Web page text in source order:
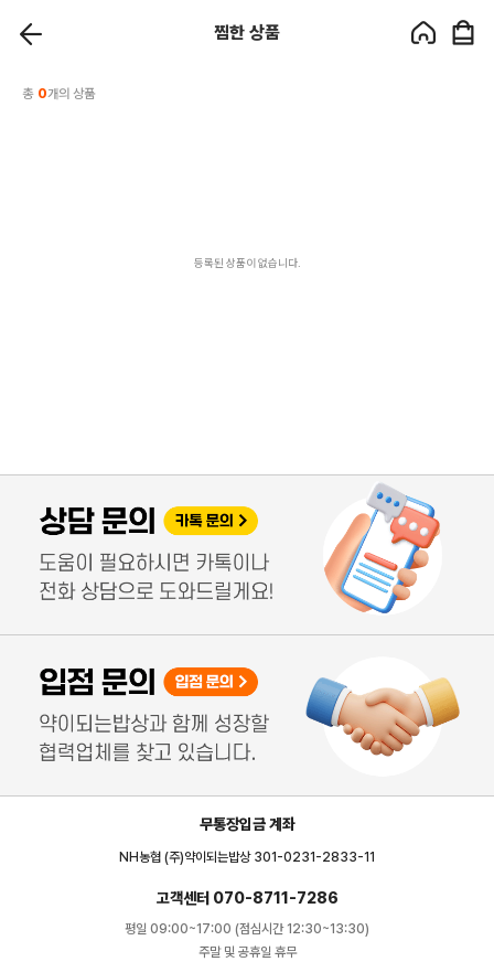
찜한 상품
총 0개의 상품
등록된 상품이 없습니다.
무통장입금 계좌
NH농협 (주)약이되는밥상 301-0231-2833-11
고객센터 070-8711-7286
평일 09:00~17:00 (점심시간 12:30~13:30)
주말 및 공휴일 휴무